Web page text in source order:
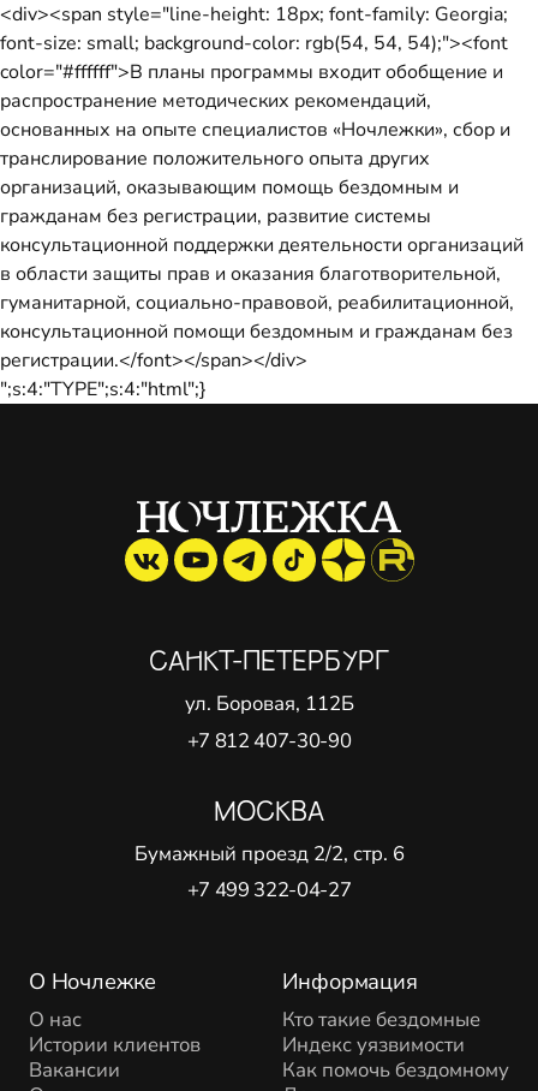
<div><span style="line-height: 18px; font-family: Georgia;
font-size: small; background-color: rgb(54, 54, 54);"><font
color="#ffffff">В планы программы входит обобщение и
распространение методических рекомендаций,
основанных на опыте специалистов «Ночлежки», сбор и
транслирование положительного опыта других
организаций, оказывающим помощь бездомным и
гражданам без регистрации, развитие системы
консультационной поддержки деятельности организаций
в области защиты прав и оказания благотворительной,
гуманитарной, социально-правовой, реабилитационной,
консультационной помощи бездомным и гражданам без
регистрации.</font></span></div>
";s:4:"TYPE";s:4:"html";}
О Ночлежке
О нас
Истории клиентов
Вакансии
Информация
Кто такие бездомные
Индекс уязвимости
Как помочь бездомному
САНКТ-ПЕТЕРБУРГ
ул. Боровая, 112Б
+7 812 407-30-90
МОСКВА
Бумажный проезд 2/2, стр. 6
+7 499 322-04-27